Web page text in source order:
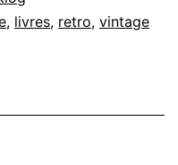
, livres, retro, vintage